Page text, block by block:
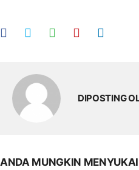
DIPOSTING
ANDA MUNGKIN